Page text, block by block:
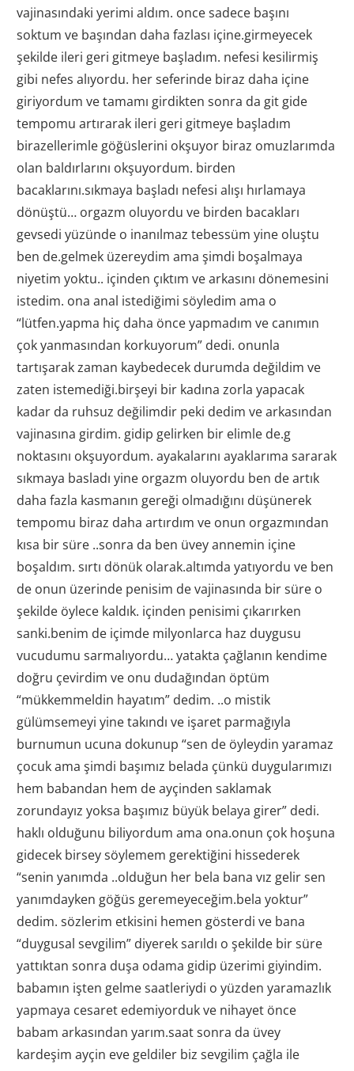
vajinasındaki yerimi aldım. once sadece başını
soktum ve başından daha fazlası içine.girmeyecek
şekilde ileri geri gitmeye başladım. nefesi kesilirmiş
gibi nefes alıyordu. her seferinde biraz daha içine
giriyordum ve tamamı girdikten sonra da git gide
tempomu artırarak ileri geri gitmeye başladım
birazellerimle göğüslerini okşuyor biraz omuzlarımda
olan baldırlarını okşuyordum. birden
bacaklarını.sıkmaya başladı nefesi alışı hırlamaya
dönüştü… orgazm oluyordu ve birden bacakları
gevsedi yüzünde o inanılmaz tebessüm yine oluştu
ben de.gelmek üzereydim ama şimdi boşalmaya
niyetim yoktu.. içinden çıktım ve arkasını dönemesini
istedim. ona anal istediğimi söyledim ama o
“lütfen.yapma hiç daha önce yapmadım ve canımın
çok yanmasından korkuyorum” dedi. onunla
tartışarak zaman kaybedecek durumda değildim ve
zaten istemediği.birşeyi bir kadına zorla yapacak
kadar da ruhsuz değilimdir peki dedim ve arkasından
vajinasına girdim. gidip gelirken bir elimle de.g
noktasını okşuyordum. ayakalarını ayaklarıma sararak
sıkmaya basladı yine orgazm oluyordu ben de artık
daha fazla kasmanın gereği olmadığını düşünerek
tempomu biraz daha artırdım ve onun orgazmından
kısa bir süre ..sonra da ben üvey annemin içine
boşaldım. sırtı dönük olarak.altımda yatıyordu ve ben
de onun üzerinde penisim de vajinasında bir süre o
şekilde öylece kaldık. içinden penisimi çıkarırken
sanki.benim de içimde milyonlarca haz duygusu
vucudumu sarmalıyordu… yatakta çağlanın kendime
doğru çevirdim ve onu dudağından öptüm
“mükkemmeldin hayatım” dedim. ..o mistik
gülümsemeyi yine takındı ve işaret parmağıyla
burnumun ucuna dokunup “sen de öyleydin yaramaz
çocuk ama şimdi başımız belada çünkü duygularımızı
hem babandan hem de ayçinden saklamak
zorundayız yoksa başımız büyük belaya girer” dedi.
haklı olduğunu biliyordum ama ona.onun çok hoşuna
gidecek birsey söylemem gerektiğini hissederek
“senin yanımda ..olduğun her bela bana vız gelir sen
yanımdayken göğüs geremeyeceğim.bela yoktur”
dedim. sözlerim etkisini hemen gösterdi ve bana
“duygusal sevgilim” diyerek sarıldı o şekilde bir süre
yattıktan sonra duşa odama gidip üzerimi giyindim.
babamın işten gelme saatleriydi o yüzden yaramazlık
yapmaya cesaret edemiyorduk ve nihayet önce
babam arkasından yarım.saat sonra da üvey
kardeşim ayçin eve geldiler biz sevgilim çağla ile